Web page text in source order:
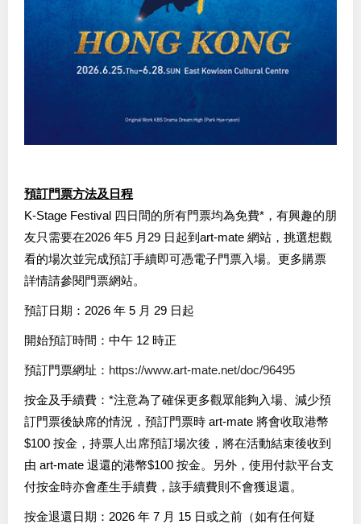
預訂門票方法及日程
K-Stage Festival 四日間的所有門票均為免費*，有興趣的朋
友只需要在2026 年5 月29 日起到art-mate 網站，挑選想觀
看的場次並完成預訂手續即可憑電子門票入場。更多購票
詳情請參閱門票網站。
預訂日期：2026 年 5 月 29 日起
開始預訂時間：中午 12 時正
預訂門票網址： https://www.art-mate.net/doc/96495
按金及手續費：*注意為了確保更多觀眾能夠入場、減少預
訂門票後缺席的情況，預訂門票時 art-mate 將會收取港幣
$100 按金，持票人出席預訂場次後，將在活動結束後收到
由 art-mate 退還的港幣$100 按金。另外，使用付款平台支
付按金時亦會產生手續費，該手續費則不會獲退還。
按金退還日期：2026 年 7 月 15 日或之前（如有任何疑